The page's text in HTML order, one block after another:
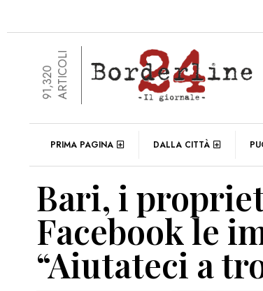
91,320ARTICOLI
PRIMA PAGINA DALLA CITTÀ
Bari, i
Facebook le
“Aiutateci a